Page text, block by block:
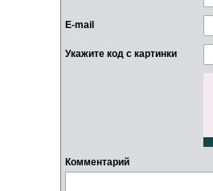
E-mail
Укажите код с картинки
Комментарий